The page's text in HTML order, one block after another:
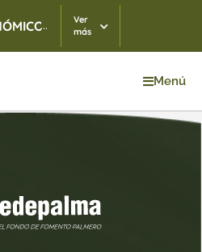
TRM 07/08/2026
...
Ver
más
Menú